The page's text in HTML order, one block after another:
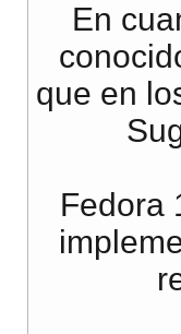
En
que en
Fedora